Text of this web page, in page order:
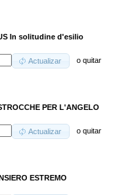
In solitudine d'esilio
Actualizar oquitar
PER L'ANGELO
Actualizar oquitar
ESTREMO